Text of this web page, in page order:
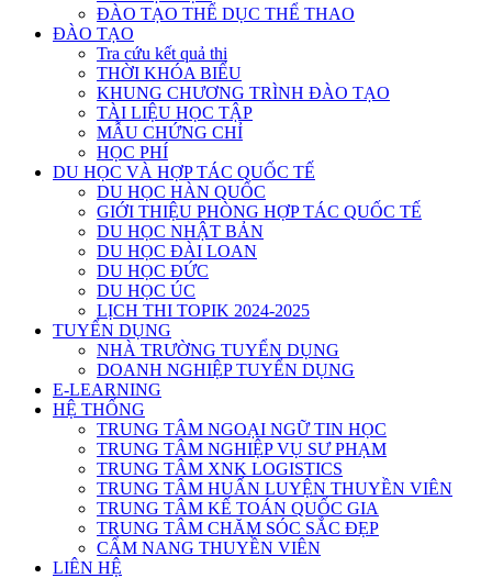
ĐÀO TẠO THỂ DỤC THỂ THAO
ĐÀO TẠO
Tra cứu kết quả thi
THỜI KHÓA BIỂU
KHUNG CHƯƠNG TRÌNH ĐÀO TẠO
TÀI LIỆU HỌC TẬP
MẪU CHỨNG CHỈ
HỌC PHÍ
DU HỌC VÀ HỢP TÁC QUỐC TẾ
DU HỌC HÀN QUỐC
GIỚI THIỆU PHÒNG HỢP TÁC QUỐC TẾ
DU HỌC NHẬT BẢN
DU HỌC ĐÀI LOAN
DU HỌC ĐỨC
DU HỌC ÚC
LỊCH THI TOPIK 2024-2025
TUYỂN DỤNG
NHÀ TRƯỜNG TUYỂN DỤNG
DOANH NGHIỆP TUYỂN DỤNG
E-LEARNING
HỆ THỐNG
TRUNG TÂM NGOẠI NGỮ TIN HỌC
TRUNG TÂM NGHIỆP VỤ SƯ PHẠM
TRUNG TÂM XNK LOGISTICS
TRUNG TÂM HUẤN LUYỆN THUYỀN VIÊN
TRUNG TÂM KẾ TOÁN QUỐC GIA
TRUNG TÂM CHĂM SÓC SẮC ĐẸP
CẨM NANG THUYỀN VIÊN
LIÊN HỆ